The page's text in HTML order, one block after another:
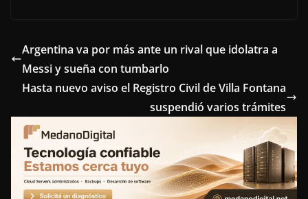
e
b
o
o
k
t
t
e
r
t
e
r
e
s
t
k
e
d
I
n
e
r
a
Argentina va por más ante un rival que idolatra a
Messi y sueña con tumbarlo
Hasta nuevo aviso el Registro Civil de Villa Fontana
suspendió varios trámites